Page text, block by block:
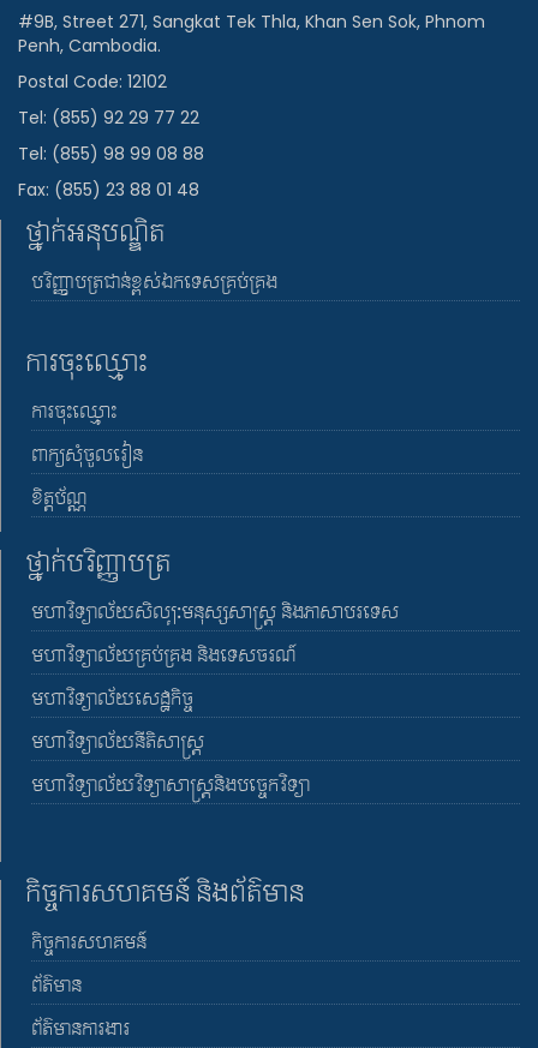
#9B, Street 271, Sangkat Tek Thla, Khan Sen Sok, Phnom
Penh, Cambodia.
Postal Code: 12102
Tel: (855) 92 29 77 22
Tel: (855) 98 99 08 88
Fax: (855) 23 88 01 48
ថ្នាក់អនុបណ្ឌិត
បរិញ្ញាបត្រជាន់ខ្ពស់ឯកទេសគ្រប់គ្រង
ការចុះឈ្មោះ
ការចុះឈ្មោះ
ពាក្យសុំចូលរៀន
ខិត្តប័ណ្ណ
ថ្នាក់បរិញ្ញាបត្រ
មហាវិទ្យាល័យសិល្បៈមនុស្សសាស្រ្ត និងភាសាបរទេស
មហាវិទ្យាល័យគ្រប់គ្រង និងទេសចរណ៍
មហាវិទ្យាល័យសេដ្ឋកិច្ច
មហាវិទ្យាល័យនីតិសាស្រ្ត
មហាវិទ្យាល័យវិទ្យាសាស្រ្តនិងបច្ចេកវិទ្យា
កិច្ចការសហគមន៍ និងព័ត៌មាន
កិច្ចការសហគមន៍
ព័ត៌មាន
ព័ត៌មានការងារ